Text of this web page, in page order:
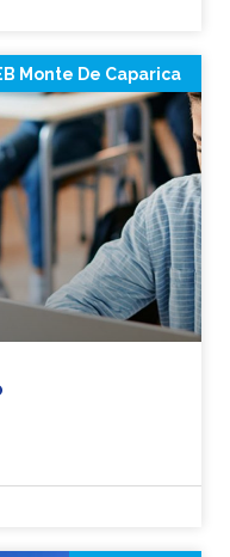
Monte De Caparica